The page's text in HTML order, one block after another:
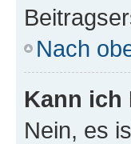
Nach
Kann ich
Nein, es